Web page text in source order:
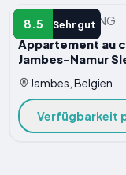
8.5 Sehr gut
FERIENWOHNUNG
Appartement au
Jambes-Namur
Jambes, Belgien
Verfügbarkeit